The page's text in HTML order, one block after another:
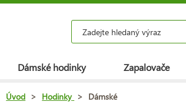
Dámské hodinky Zapalovače
Úvod > Hodinky > Dámské